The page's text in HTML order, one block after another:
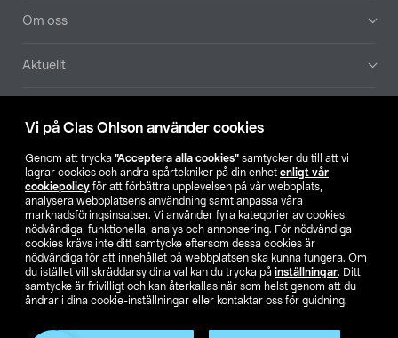
Vi på Clas Ohlson använder cookies
Genom att trycka ”Acceptera alla cookies” samtycker du till att vi
lagrar cookies och andra spårtekniker på din enhet enligt vår
cookiepolicy för att förbättra upplevelsen på vår webbplats,
analysera webbplatsens användning samt anpassa våra
marknadsföringsinsatser. Vi använder fyra kategorier av cookies:
nödvändiga, funktionella, analys och annonsering. För nödvändiga
cookies krävs inte ditt samtycke eftersom dessa cookies är
nödvändiga för att innehållet på webbplatsen ska kunna fungera. Om
du istället vill skräddarsy dina val kan du trycka på inställningar. Ditt
samtycke är frivilligt och kan återkallas när som helst genom att du
ändrar i dina cookie-inställningar eller kontaktar oss för guidning.
Om oss
Aktuellt
Hitta butik
SE NO FI
Ändra till priser exklusive moms